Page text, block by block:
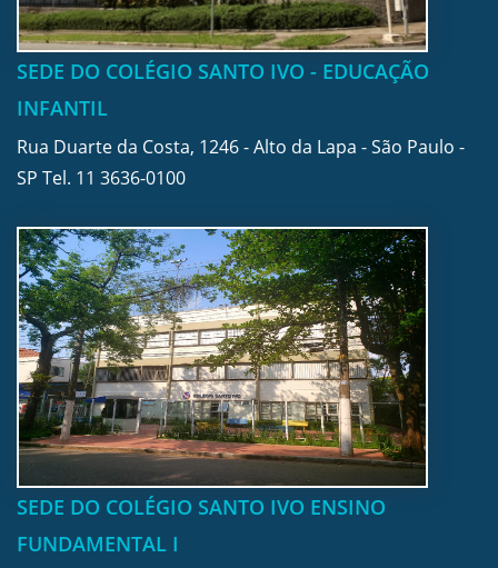
SEDE DO COLÉGIO SANTO IVO - EDUCAÇÃO
INFANTIL
Rua Duarte da Costa, 1246 - Alto da Lapa - São Paulo -
SP Tel. 11 3636-0100
SEDE DO COLÉGIO SANTO IVO ENSINO
FUNDAMENTAL I